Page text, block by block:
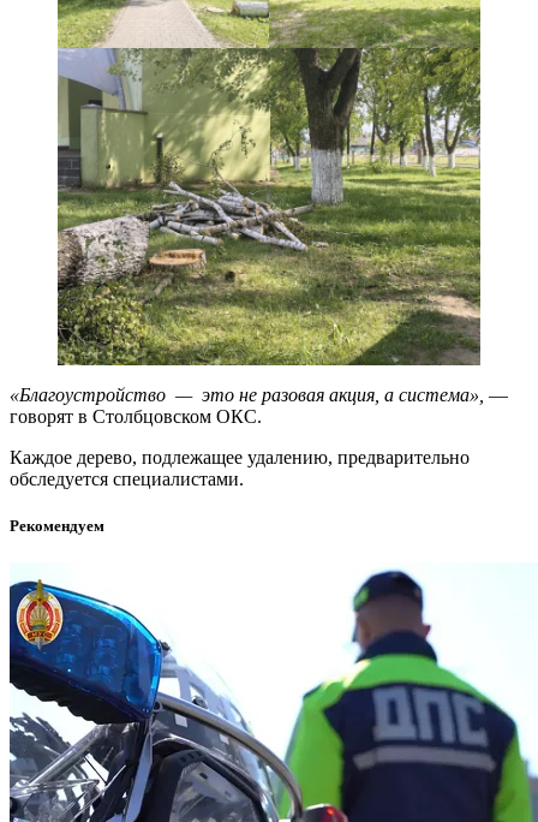
«Благоустройство — это не разовая акция, а система», —
говорят в Столбцовском ОКС.
Каждое дерево, подлежащее удалению, предварительно
обследуется специалистами.
Рекомендуем